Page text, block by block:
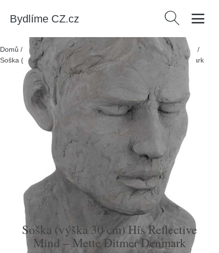
Bydlíme CZ.cz Vyhledávání
Domů / Produkty > Dekorace > Vázy, sošky a glóbusy > Sošky
/
Soška (výška 30 cm) His Reflective Mind – Mette Ditmer Denmark
Soška (výška 30 cm) His Reflective
Mind – Mette Ditmer Denmark